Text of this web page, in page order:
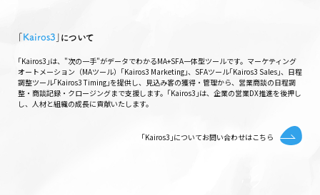
Kairos3 ｣について
｢Kairos3｣は、"次の一手"がデータでわかるMA+SFA一体型ツールです。マーケティング
オートメーション（MAツール）｢Kairos3 Marketing｣、SFAツール｢Kairos3 Sales｣、日程
調整ツール｢Kairos3 Timing｣を提供し、見込み客の獲得・管理から、営業商談の日程調
整・商談記録・クロージングまで支援します。｢Kairos3｣は、企業の営業DX推進を後押し
し、人材と組織の成長に貢献いたします。
｢Kairos3｣についてお問い合わせはこちら